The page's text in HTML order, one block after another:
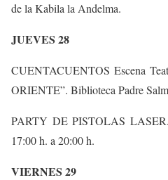
de la Kabila la Andelma.
JUEVES 28
CUENTACUENTOS Escena
ORIENTE”. Biblioteca Padre
PARTY DE PISTOLAS
17:00 h. a 20:00 h.
VIERNES 29